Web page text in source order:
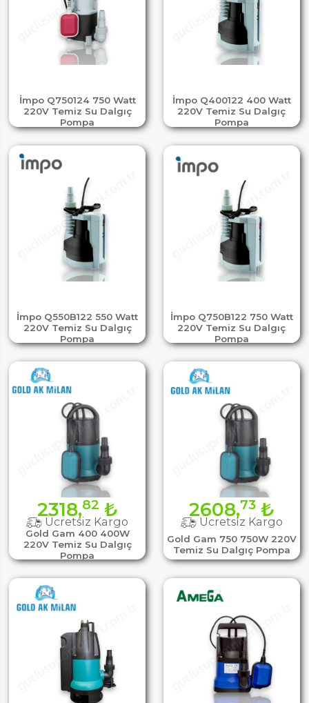
İmpo Q750124 750 Watt
220V Temiz Su Dalgıç
Pompa
İmpo Q400122 400 Watt
220V Temiz Su Dalgıç
Pompa
İmpo Q550B122 550 Watt
220V Temiz Su Dalgıç
Pompa
İmpo Q750B122 750 Watt
220V Temiz Su Dalgıç
Pompa
Gold Gam 400 400W
220V Temiz Su Dalgıç
Pompa
2318,82 ₺
Ücretsiz Kargo
Gold Gam 750 750W 220V
Temiz Su Dalgıç Pompa
2608,73₺
Ücretsiz Kargo